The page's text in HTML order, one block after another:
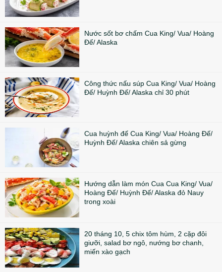
Nước sốt bơ chấm Cua King/ Vua/ Hoàng
Đế/ Alaska
Công thức nấu súp Cua King/ Vua/ Hoàng
Đế/ Huỳnh Đế/ Alaska chỉ 30 phút
Cua huỳnh đế Cua King/ Vua/ Hoàng Đế/
Huỳnh Đế/ Alaska chiên sả gừng
Hướng dẫn làm món Cua Cua King/ Vua/
Hoàng Đế/ Huỳnh Đế/ Alaska đỏ Nauy
trong xoài
20 tháng 10, 5 chix tôm hùm, 2 cặp đôi
giưỡi, salad bơ ngô, nướng bơ chanh,
miến xào gạch